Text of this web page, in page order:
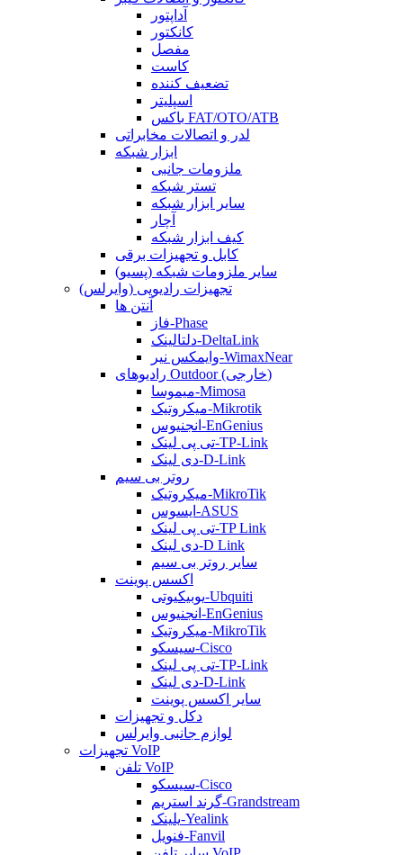
آداپتور
کانکتور
مفصل
کاست
تضعیف کننده
اسپلیتر
باکس FAT/OTO/ATB
لدر و اتصالات مخابراتی
ابزار شبکه
ملزومات جانبی
تستر شبکه
سایر ابزار شبکه
آچار
کیف ابزار شبکه
کابل و تجهیزات برقی
سایر ملزومات شبکه (پسیو)
تجهیزات رادیویی (وایرلس)
آنتن ها
فاز-Phase
دلتالینک-DeltaLink
وایمکس نیر-WimaxNear
رادیوهای Outdoor (خارجی)
میموسا-Mimosa
میکروتیک-Mikrotik
انجنیوس-EnGenius
تی پی لینک-TP-Link
دی لینک-D-Link
روتر بی سیم
میکروتیک-MikroTik
ایسوس-ASUS
تی پی لینک-TP Link
دی لینک-D Link
سایر روتر بی سیم
اکسس پوینت
یوبیکیوتی-Ubquiti
انجنیوس-EnGenius
میکروتیک-MikroTik
سیسکو-Cisco
تی پی لینک-TP-Link
دی لینک-D-Link
سایر اکسس پوینت
دکل و تجهیزات
لوازم جانبی وایرلس
تجهیزات VoIP
تلفن VoIP
سیسکو-Cisco
گرند استریم-Grandstream
یلینک-Yealink
فنویل-Fanvil